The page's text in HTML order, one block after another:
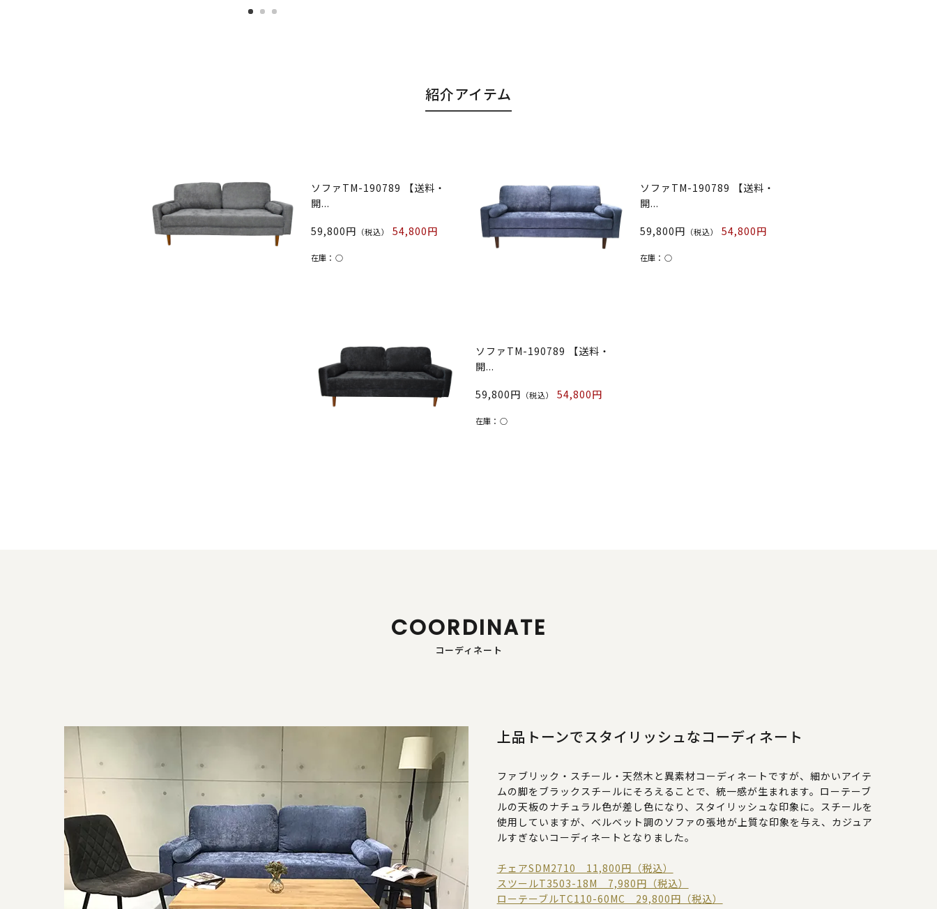
紹介アイテム
ソファTM-190789 【送料・
開...
59,800円 （税込） 54,800円
在庫： ○
ソファTM-190789 【送料・
開...
59,800円 （税込） 54,800円
在庫： ○
ソファTM-190789 【送料・
開...
59,800円 （税込） 54,800円
在庫： ○
COORDINATE
コーディネート
上品トーンでスタイリッシュなコーディネート
ファブリック・スチール・天然木と異素材コーディネートですが、細かいアイテ
ムの脚をブラックスチールにそろえることで、統一感が生まれます。ローテーブ
ルの天板のナチュラル色が差し色になり、スタイリッシュな印象に。スチールを
使用していますが、ベルベット調のソファの張地が上質な印象を与え、カジュア
ルすぎないコーディネートとなりました。
チェアSDM2710 11,800円（税込）
スツールT3503-18M 7,980円（税込）
ローテーブルTC110-60MC 29,800円（税込）